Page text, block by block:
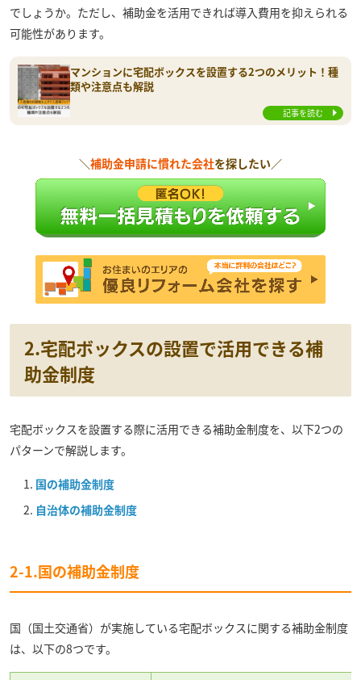
でしょうか。ただし、補助金を活用できれば導入費用を抑えられる
可能性があります。
マンションに宅配ボックスを設置する2つのメリット！種
類や注意点も解説
記事を読む
＼補助金申請に慣れた会社を探したい／
2.宅配ボックスの設置で活用できる補
助金制度
宅配ボックスを設置する際に活用できる補助金制度を、以下2つの
パターンで解説します。
国の補助金制度
自治体の補助金制度
2-1.国の補助金制度
国（国土交通省）が実施している宅配ボックスに関する補助金制度
は、以下の8つです。